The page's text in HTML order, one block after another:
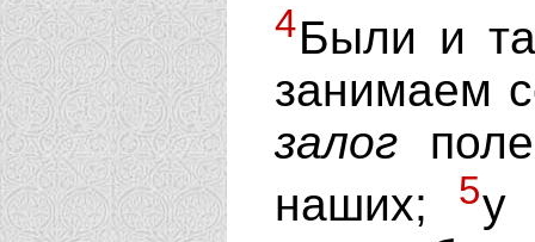
4Были и
занимаем
залог
наших;
5у